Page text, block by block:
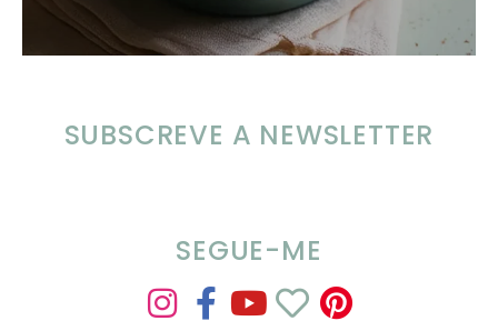
SUBSCREVE A NEWSLETTER
SEGUE-ME